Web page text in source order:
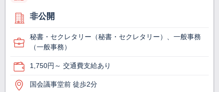
非公開
秘書・セクレタリー（秘書・セクレタリー）、一般事務
（一般事務）
1,750円～ 交通費支給あり
国会議事堂前 徒歩2分